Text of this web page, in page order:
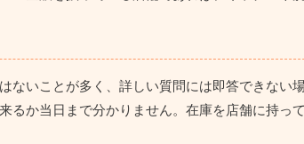
ないことが多く、詳しい質問には即答できない
るか当日まで分かりません。 在庫を店舗に持っ